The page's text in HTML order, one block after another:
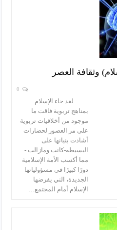
وثقافة العصر
لقد جاء الإسلام
بمناهج تربوية فاقت ما
موجود من أخلاقيات تربوية
على مر العصور لحضارات
أشادت بنيانها على
البسيطة-كانت ومازالت -
مما أكسب الأمة الإسلامية
دورًا كبيرًا في مسؤولياتها
الجديدة، التي يفرضها
الإسلام أمام المجتمع…